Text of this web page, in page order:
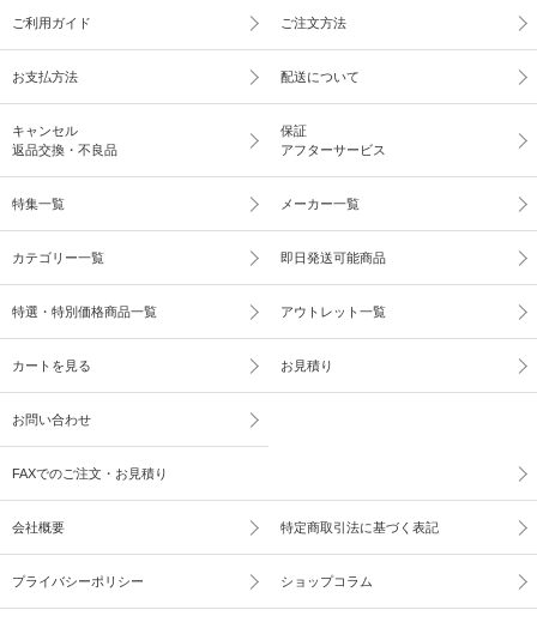
ご利用ガイド ご注文方法
お支払方法 配送について
キャンセル
返品交換・不良品
保証
アフターサービス
特集一覧 メーカー一覧
カテゴリー一覧 即日発送可能商品
特選・特別価格商品一覧 アウトレット一覧
カートを見る お見積り
お問い合わせ
FAXでのご注文・お見積り
会社概要 特定商取引法に基づく表記
プライバシーポリシー ショップコラム